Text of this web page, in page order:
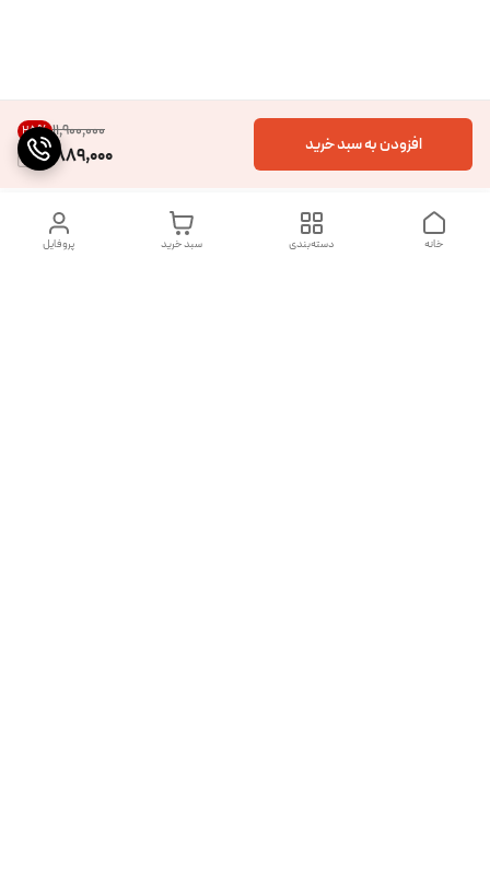
۱۱٬۹۰۰٬۰۰۰ 25%
8,889,000 افزودن به سبد خرید
پروفایل سبد خرید دسته‌بندی خانه